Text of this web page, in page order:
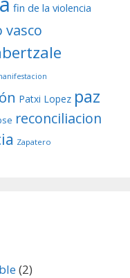
fin de la violencia
Patxi Lopez paz
reconciliacion
Zapatero
(2)